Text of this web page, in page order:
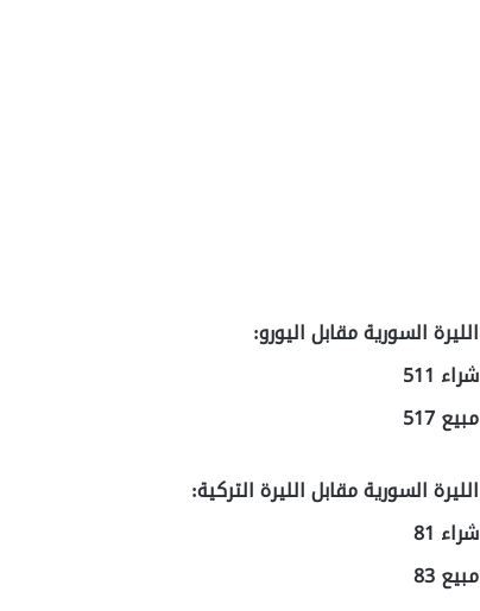
الليرة السورية مقابل اليورو:
شراء 511
مبيع 517
الليرة السورية مقابل الليرة التركية:
شراء 81
مبيع 83